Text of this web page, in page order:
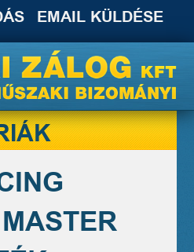
EMAIL KÜLDÉSE